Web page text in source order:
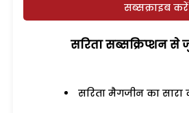
सब्सक्राइब करें
सरिता सब्सक्रिप्शन से
सरिता मैगजीन का